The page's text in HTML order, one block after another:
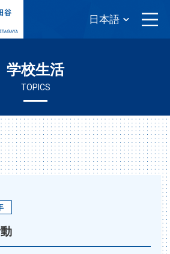
学校生活
TOPICS
動